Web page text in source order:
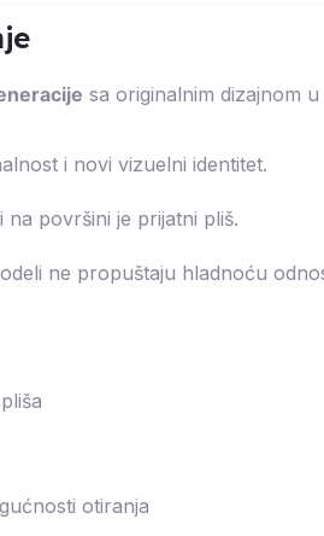
sa originalnim dizajnom
i novi vizuelni identitet.
na površini je prijatni pliš.
ne propuštaju hladnoću
otiranja